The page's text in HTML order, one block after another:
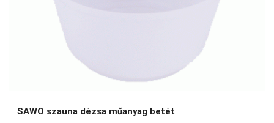
SAWO szauna dézsa műanyag betét